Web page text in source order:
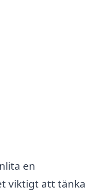
en
viktigt att tänka